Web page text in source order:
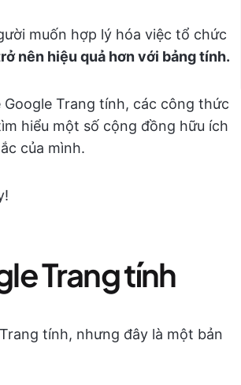
muốn hợp lý hóa việc tổ chức
nên hiệu quả hơn với bảng tính.
Trang tính, các công thức
hiểu một số cộng đồng hữu ích
của mình.
Trang tính
tính, nhưng đây là một bản